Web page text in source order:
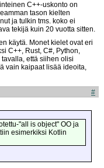
C++-uskonto on
tason kielten
ja tulkin tms. koko ei
tekijä kuin 20 vuotta sitten.
käytä. Monet kielet ovat eri
C++, Rust, C#, Python,
tavalla, että siihen olisi
vain kaipaat lisää ideoita,
#
"all is object" OO ja
esimerkiksi Kotlin